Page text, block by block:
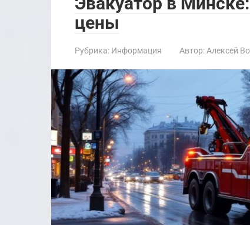
цены
Рубрика: Информация Автор: Алексей